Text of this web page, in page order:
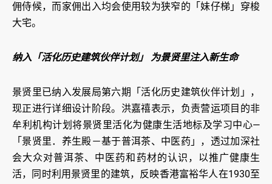
佣侍候，而家佣出入均会使用较为狭窄的「妹仔梯」穿梭
大宅。
纳入「活化历史建筑伙伴计划」 为景贤里注入新生命
景贤里已纳入发展局第六期「活化历史建筑伙伴计划」，
现正进行详细设计阶段。洪嘉禧表示，负责营运项目的非
牟利机构计划将景贤里活化为健康生活地标及学习中心—
「景贤里．养生殿－基于普洱茶、中医药」，透过加深社
会大众对普洱茶、中医药和药材的认识，以推广健康生
活，同时利用景贤里的建筑，反映香港富裕华人在1930至